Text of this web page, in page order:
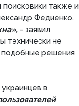
также и
Федиенко.
- заявил
технически не
подобные решения
в